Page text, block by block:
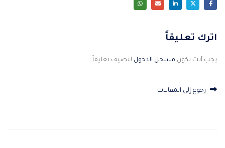
اترك تعليقاً
يجب أنت تكون مسجل الدخول لتضيف تعليقاً.
رجوع إلى المقالات